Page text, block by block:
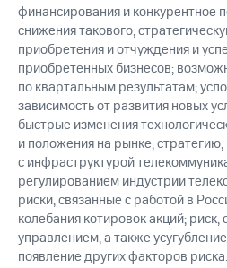
финансирования и конкурентное
снижения такового;
приобретения и отчуждения и
приобретенных бизнесов;
по квартальным результатам;
зависимость от развития новых
быстрые изменения
и положения на рынке;
с инфраструктурой
регулированием индустрии
риски, связанные с работой в
колебания котировок акций;
управлением, а также
появление других факторов риска.